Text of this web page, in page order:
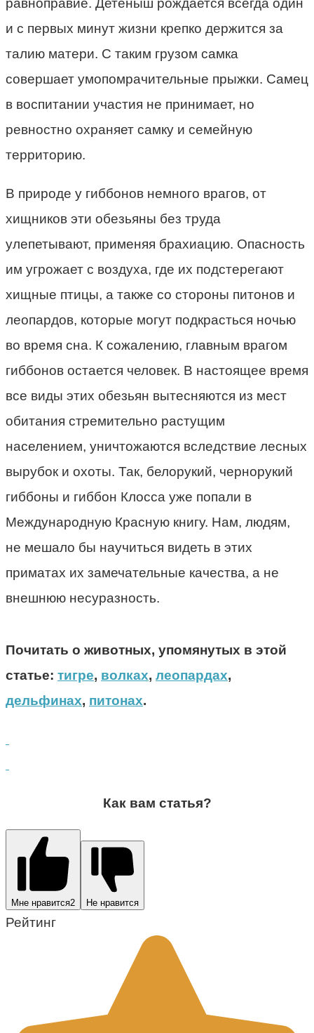
равноправие. Детеныш рождается всегда один
и с первых минут жизни крепко держится за
талию матери. С таким грузом самка
совершает умопомрачительные прыжки. Самец
в воспитании участия не принимает, но
ревностно охраняет самку и семейную
территорию.
В природе у гиббонов немного врагов, от
хищников эти обезьяны без труда
улепетывают, применяя брахиацию. Опасность
им угрожает с воздуха, где их подстерегают
хищные птицы, а также со стороны питонов и
леопардов, которые могут подкрасться ночью
во время сна. К сожалению, главным врагом
гиббонов остается человек. В настоящее время
все виды этих обезьян вытесняются из мест
обитания стремительно растущим
населением, уничтожаются вследствие лесных
вырубок и охоты. Так, белорукий, чернорукий
гиббоны и гиббон Клосса уже попали в
Международную Красную книгу. Нам, людям,
не мешало бы научиться видеть в этих
приматах их замечательные качества, а не
внешнюю несуразность.
Почитать о животных, упомянутых в этой
статье: тигре, волках, леопардах,
дельфинах, питонах.
Как вам статья?
Мне нравится2 Не нравится
Рейтинг